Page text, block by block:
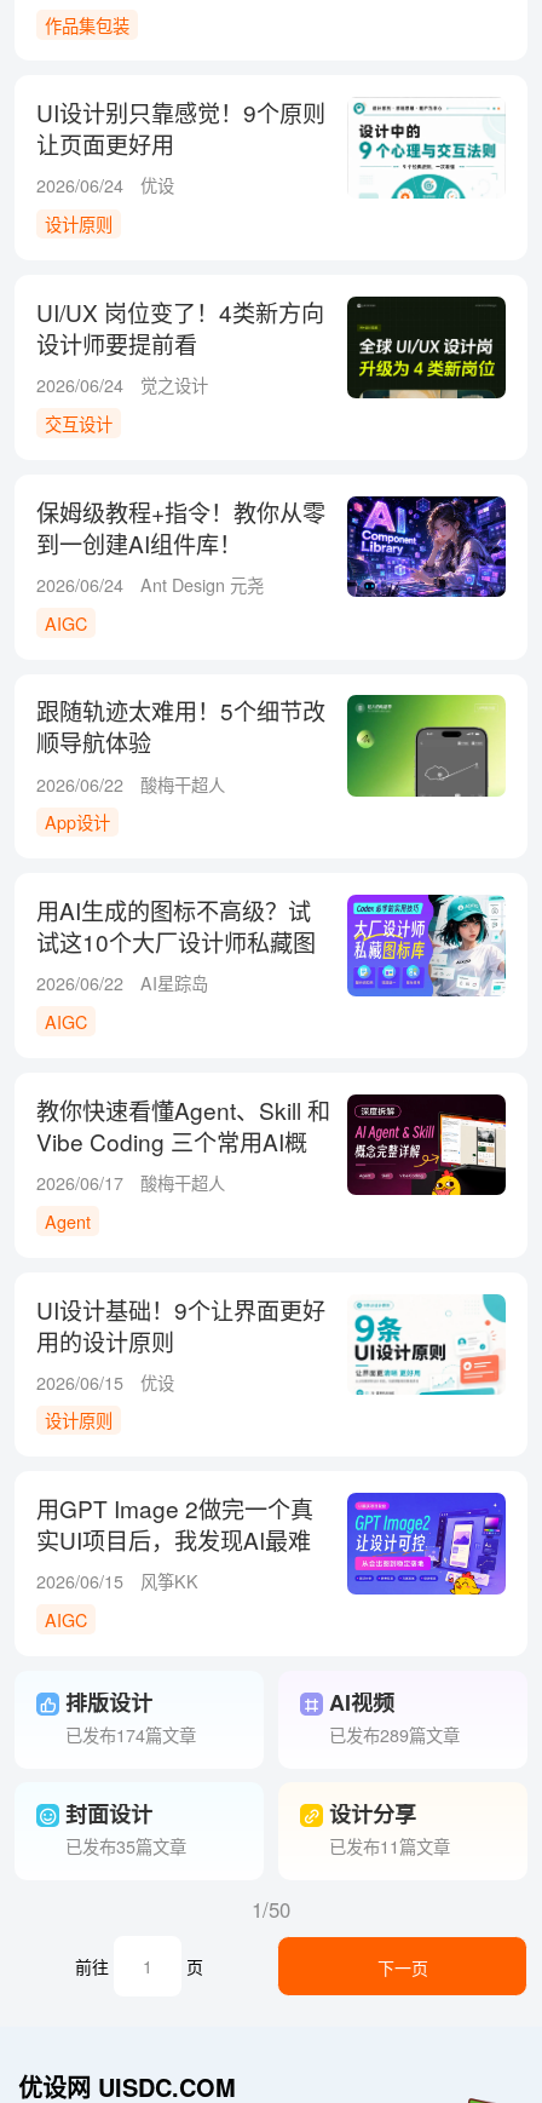
作品集包装
UI设计别只靠感觉！9个原则
让页面更好用
2026/06/24
优设
设计原则
UI/UX 岗位变了！4类新方向
设计师要提前看
2026/06/24
觉之设计
交互设计
保姆级教程+指令！教你从零
到一创建AI组件库！
2026/06/24
Ant Design 元尧
AIGC
跟随轨迹太难用！5个细节改
顺导航体验
2026/06/22
酸梅干超人
App设计
用AI生成的图标不高级？试
试这10个大厂设计师私藏图
标库！
2026/06/22
AI星踪岛
AIGC
教你快速看懂Agent、Skill 和
Vibe Coding 三个常用AI概
念！
2026/06/17
酸梅干超人
Agent
UI设计基础！9个让界面更好
用的设计原则
2026/06/15
优设
设计原则
用GPT Image 2做完一个真
实UI项目后，我发现AI最难
的不是出图
2026/06/15
风筝KK
AIGC
排版设计
已发布174篇文章
AI视频
已发布289篇文章
封面设计
已发布35篇文章
设计分享
已发布11篇文章
1/50
前往 页 下一页
优设网 UISDC.COM